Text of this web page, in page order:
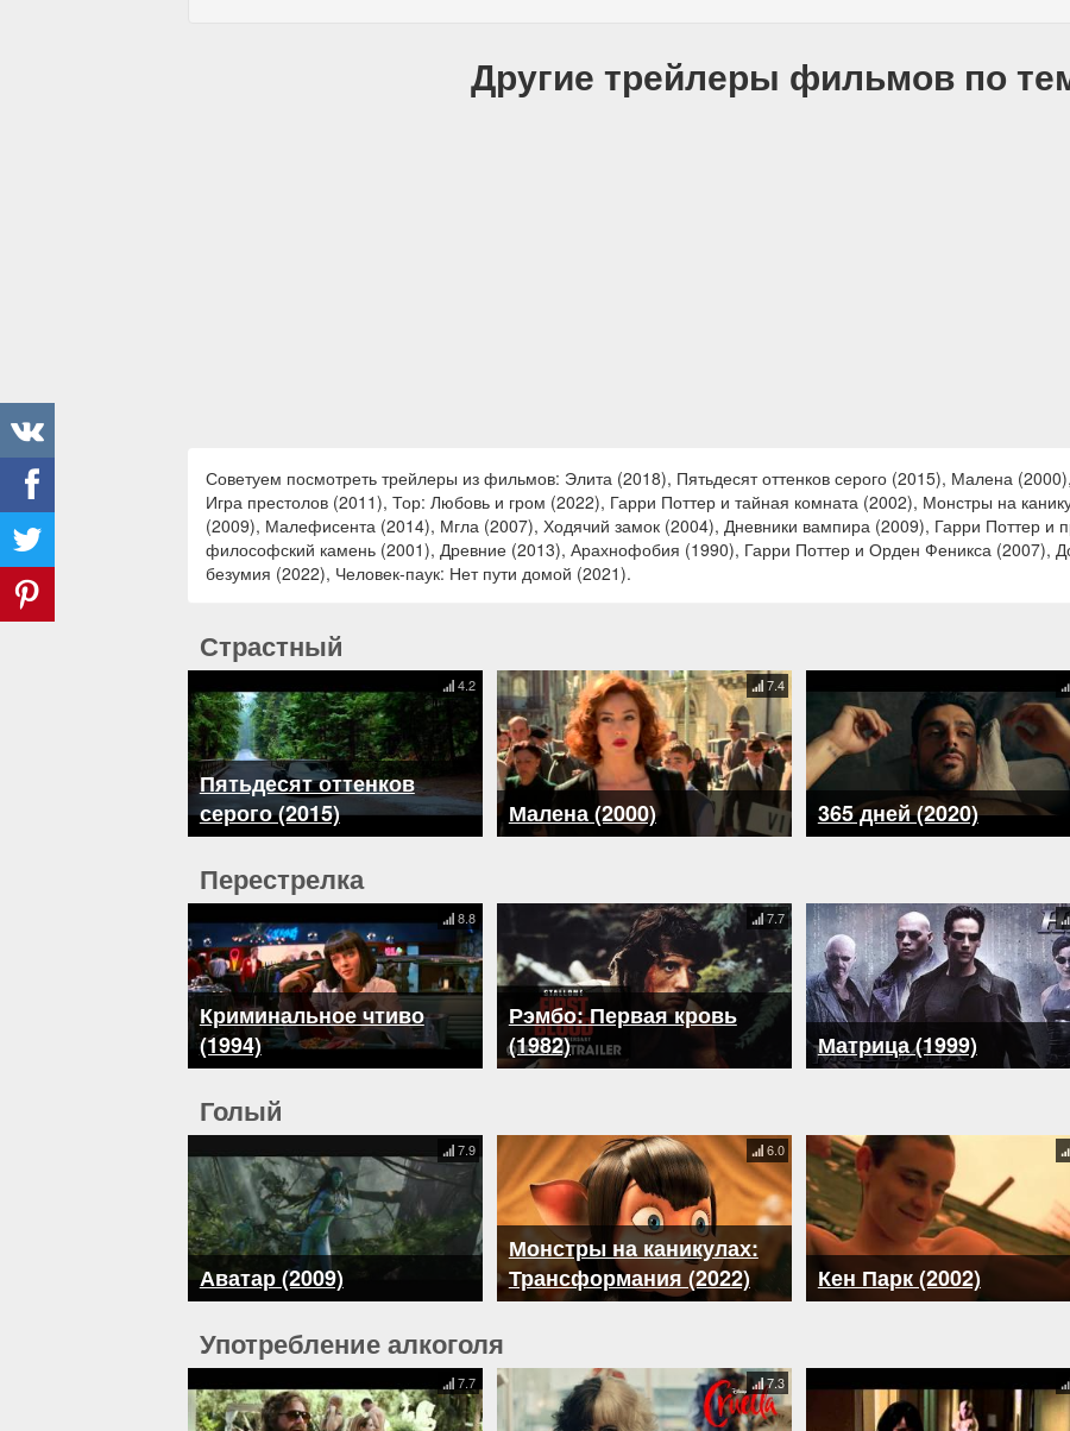
Другие трейлеры фильмов по
Советуем посмотреть трейлеры из фильмов: Элита (2018), Пятьдесят оттенков серого (2015), Малена
Игра престолов (2011), Тор: Любовь и гром (2022), Гарри Поттер и тайная комната (2002), Монстры на
(2009), Малефисента (2014), Мгла (2007), Ходячий замок (2004), Дневники вампира (2009), Гарри Поттер и
философский камень (2001), Древние (2013), Арахнофобия (1990), Гарри Поттер и Орден Феникса (2007),
безумия (2022), Человек-паук: Нет пути домой (2021).
Страстный
Пятьдесят оттенков
серого (2015)
4.2
Малена (2000)
7.4
365 дней (2020)
Перестрелка
Криминальное чтиво
(1994)
8.8
Рэмбо: Первая кровь
(1982)
7.7
Матрица (1999)
Голый
Аватар (2009)
7.9
Монстры на каникулах:
Трансформания (2022)
6.0
Кен Парк (2002)
Употребление алкоголя
7.7 7.3